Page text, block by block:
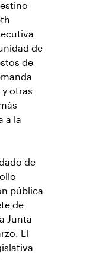
de
de
otras
a la
de
pública
de
Junta
El